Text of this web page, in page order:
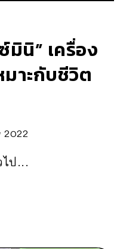
มินิ” เครื่อง
มาะกับชีวิต
2022
ป...